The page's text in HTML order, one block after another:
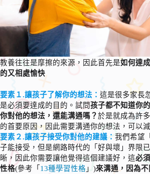
教養往往是摩擦的來源，因此首先是如何達
的又相處愉快
要素１.讓孩子了解你的想法： 這是很多家長
是必須要達成的目的。試問孩子都不知道你
你對他的想法，還能溝通嗎？於是就成為許
的首要原因，因此需要溝通你的想法，可以
要素２.讓孩子接受你對他的建議： 我們希望
子能接受，但是網路時代的「好與壞」界限
晰，因此你需要讓他覺得這個建議好，這必
性格(參考「 13種學習性格 」)來溝通，因為